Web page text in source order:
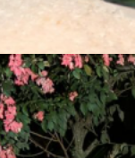
420